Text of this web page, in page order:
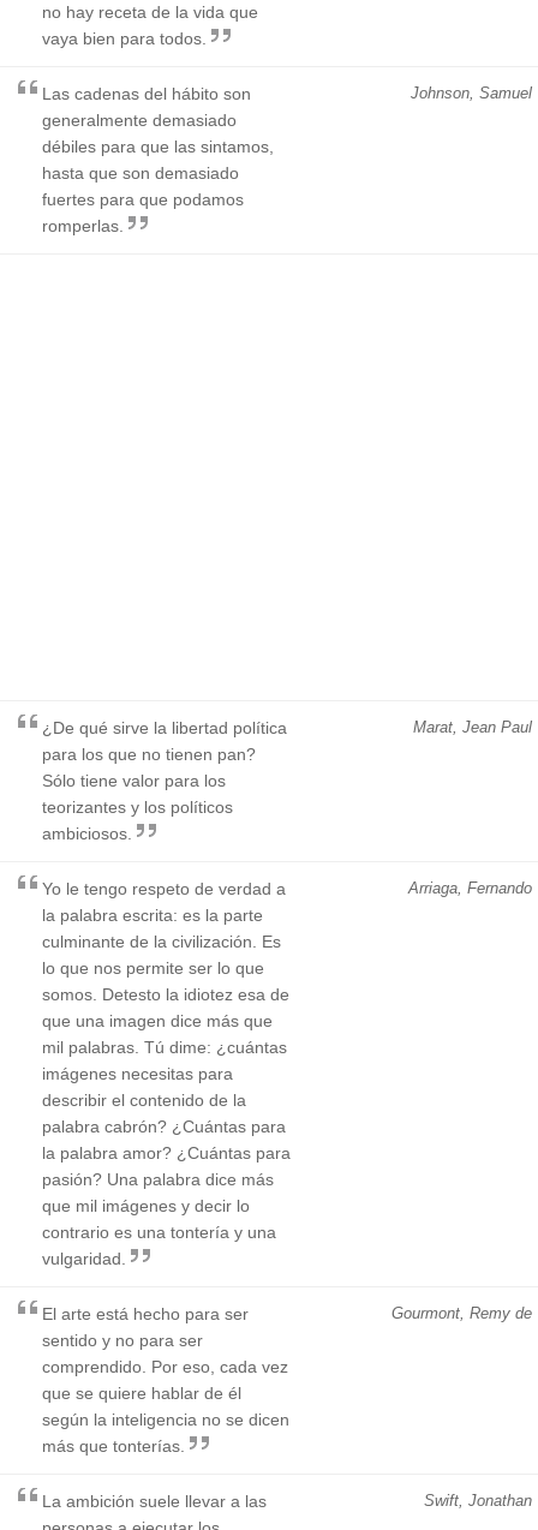
no hay receta de la vida que
vaya bien para todos.
Johnson, Samuel
Las cadenas del hábito son
generalmente demasiado
débiles para que las sintamos,
hasta que son demasiado
fuertes para que podamos
romperlas.
Marat, Jean Paul
¿De qué sirve la libertad política
para los que no tienen pan?
Sólo tiene valor para los
teorizantes y los políticos
ambiciosos.
Arriaga, Fernando
Yo le tengo respeto de verdad a
la palabra escrita: es la parte
culminante de la civilización. Es
lo que nos permite ser lo que
somos. Detesto la idiotez esa de
que una imagen dice más que
mil palabras. Tú dime: ¿cuántas
imágenes necesitas para
describir el contenido de la
palabra cabrón? ¿Cuántas para
la palabra amor? ¿Cuántas para
pasión? Una palabra dice más
que mil imágenes y decir lo
contrario es una tontería y una
vulgaridad.
Gourmont, Remy de
El arte está hecho para ser
sentido y no para ser
comprendido. Por eso, cada vez
que se quiere hablar de él
según la inteligencia no se dicen
más que tonterías.
Swift, Jonathan
La ambición suele llevar a las